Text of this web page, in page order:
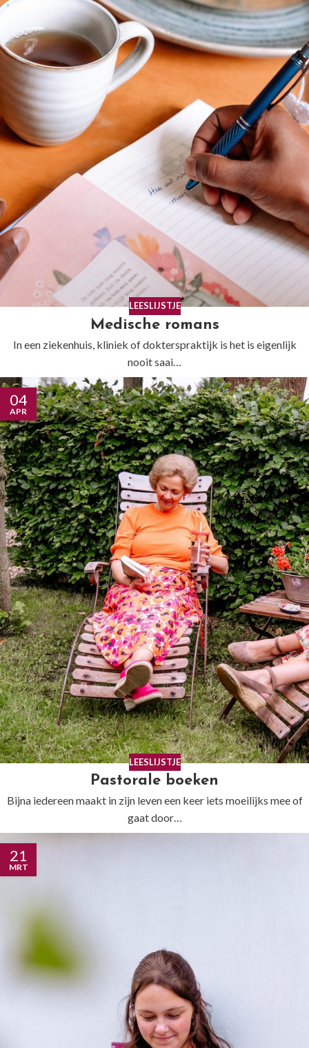
LEESLIJSTJE
Medische romans
In een ziekenhuis, kliniek of dokterspraktijk is het is eigenlijk
nooit saai…
04
APR
LEESLIJSTJE
Pastorale boeken
Bijna iedereen maakt in zijn leven een keer iets moeilijks mee of
gaat door…
21
MRT